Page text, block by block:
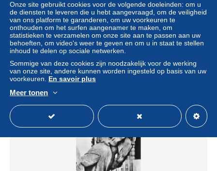
OPERA DE BORDEAUX - ARCHITECTURE / Chapiteau
en haut de colonne - Carte publicitaire
Statuut
Onze site gebruikt cookies voor de volgende doeleinden: om u
de diensten te leveren die u hebt aangevraagd, om de veiligheid
van ons platform te garanderen, om uw voorkeuren te
onthouden om het surfen aangenamer te maken, om
statistieken te verzamelen om onze site aan te passen aan uw
behoeften, om video's weer te geven en om u in staat te stellen
inhoud te delen op sociale netwerken.
Sommige van deze cookies zijn noodzakelijk voor de werking
van onze site, andere kunnen worden ingesteld op basis van uw
voorkeuren. En savoir plus
Meer tonen